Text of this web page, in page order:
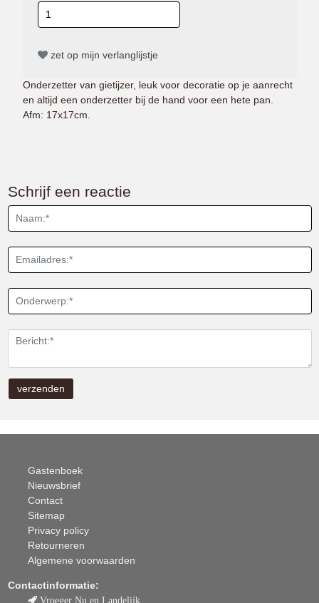
zet op mijn verlanglijstje
Onderzetter van gietijzer, leuk voor decoratie op je aanrecht
en altijd een onderzetter bij de hand voor een hete pan.
Afm: 17x17cm.
Schrijf een reactie
Gastenboek
Nieuwsbrief
Contact
Sitemap
Privacy policy
Retourneren
Algemene voorwaarden
Contactinformatie:
Vroeger Nu en Landelijk